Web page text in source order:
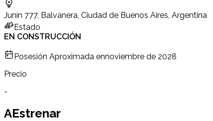
Junín 777, Balvanera, Ciudad de Buenos Aires, Argentina
Estado
EN CONSTRUCCIÓN
Posesión Aproximada ennoviembre de 2028
Precio
-
AEstrenar